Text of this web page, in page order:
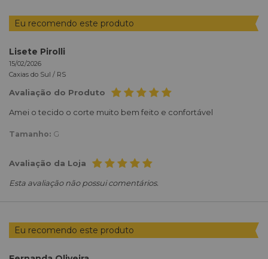
Eu recomendo este produto
Lisete Pirolli
15/02/2026
Caxias do Sul / RS
Avaliação do Produto
Amei o tecido o corte muito bem feito e confortável
Tamanho: G
Avaliação da Loja
Esta avaliação não possui comentários.
Eu recomendo este produto